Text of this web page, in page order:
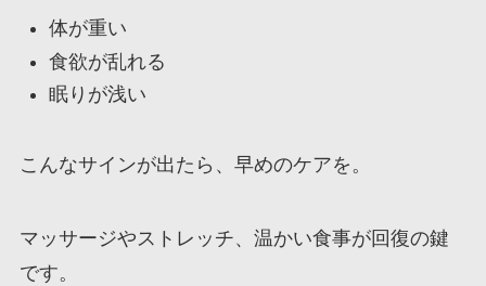
体が重い
食欲が乱れる
眠りが浅い
こんなサインが出たら、早めのケアを。
マッサージやストレッチ、温かい食事が回復の鍵
です。